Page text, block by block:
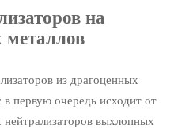
на
металлов
из драгоценных
в первую очередь исходит от
нейтрализаторов выхлопных